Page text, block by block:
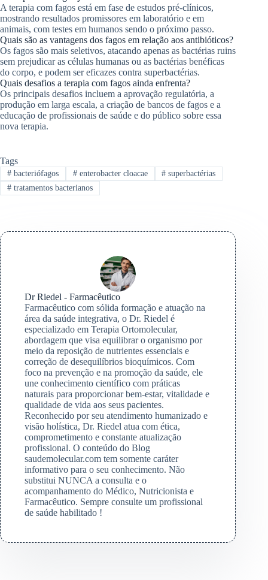
A terapia com fagos está em fase de estudos pré-clínicos,
mostrando resultados promissores em laboratório e em
animais, com testes em humanos sendo o próximo passo.
Quais são as vantagens dos fagos em relação aos antibióticos?
Os fagos são mais seletivos, atacando apenas as bactérias ruins
sem prejudicar as células humanas ou as bactérias benéficas
do corpo, e podem ser eficazes contra superbactérias.
Quais desafios a terapia com fagos ainda enfrenta?
Os principais desafios incluem a aprovação regulatória, a
produção em larga escala, a criação de bancos de fagos e a
educação de profissionais de saúde e do público sobre essa
nova terapia.
Tags
#bacteriófagos #enterobacter cloacae # superbactérias
#tratamentos bacterianos
Dr Riedel - Farmacêutico
Farmacêutico com sólida formação e atuação na
área da saúde integrativa, o Dr. Riedel é
especializado em Terapia Ortomolecular,
abordagem que visa equilibrar o organismo por
meio da reposição de nutrientes essenciais e
correção de desequilíbrios bioquímicos. Com
foco na prevenção e na promoção da saúde, ele
une conhecimento científico com práticas
naturais para proporcionar bem-estar, vitalidade e
qualidade de vida aos seus pacientes.
Reconhecido por seu atendimento humanizado e
visão holística, Dr. Riedel atua com ética,
comprometimento e constante atualização
profissional. O conteúdo do Blog
saudemolecular.com tem somente caráter
informativo para o seu conhecimento. Não
substitui NUNCA a consulta e o
acompanhamento do Médico, Nutricionista e
Farmacêutico. Sempre consulte um profissional
de saúde habilitado !